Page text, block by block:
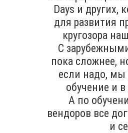
Days и других,
для развития
кругозора
С
пока сложнее,
если надо, мы
обучение и в
А по
вендоров все
и